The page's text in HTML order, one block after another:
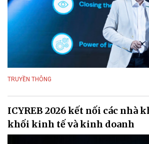
TRUYỀN THÔNG
ICYREB 2026 kết nối các nhà
khối kinh tế và kinh doanh